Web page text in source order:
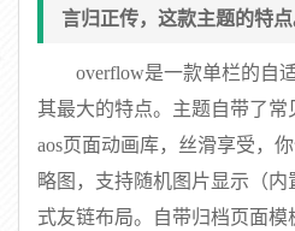
言归正传，这款主题的特点
overflow是一款单栏的自
其最大的特点。主题自带了常
aos页面动画库，丝滑享受，
略图，支持随机图片显示（
式友链布局。自带归档页面模